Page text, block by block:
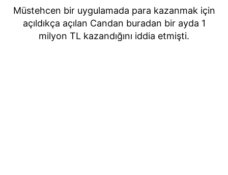
Müstehcen bir uygulamada para kazanmak için
açıldıkça açılan Candan buradan bir ayda 1
milyon TL kazandığını iddia etmişti.